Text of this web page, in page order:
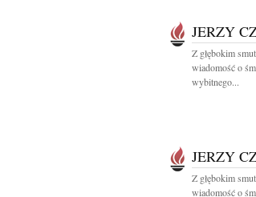
JERZY
Z głębokim
wiadomość o
wybitnego...
JERZY
Z głębokim
wiadomość o